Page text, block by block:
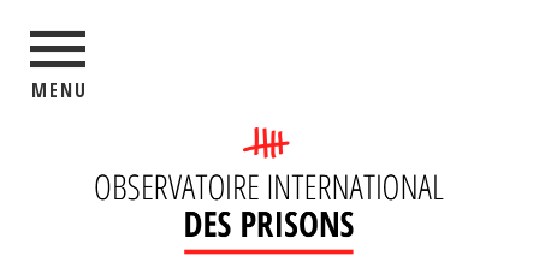
MENU